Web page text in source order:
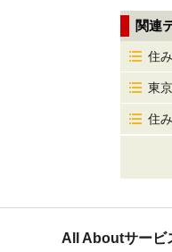
関連
住
東
住
All Aboutサービ